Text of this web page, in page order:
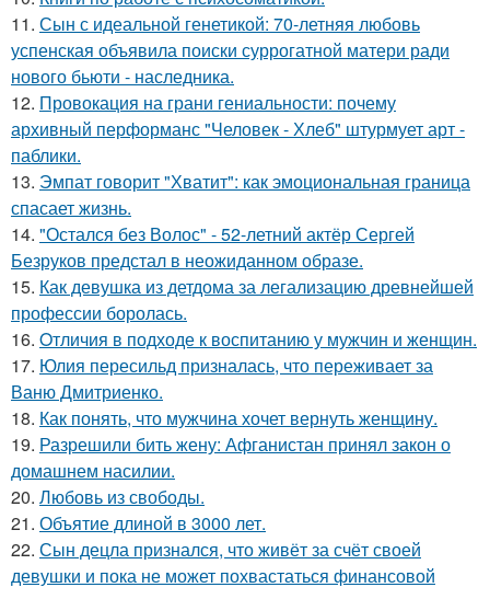
11. Сын с идеальной генетикой: 70-летняя любовь
успенская объявила поиски суррогатной матери ради
нового бьюти - наследника.
12. Провокация на грани гениальности: почему
архивный перформанс "Человек - Хлеб" штурмует арт -
паблики.
13. Эмпат говорит "Хватит": как эмоциональная граница
спасает жизнь.
14. "Остался без Волос" - 52-летний актёр Сергей
Безруков предстал в неожиданном образе.
15. Как девушка из детдома за легализацию древнейшей
профессии боролась.
16. Oтличия в подходе к воспитанию у мужчин и женщин.
17. Юлия пересильд призналась, что переживает за
Ваню Дмитриенко.
18. Как понять, что мужчина хочет вернуть женщину.
19. Разрешили бить жену: Афганистан принял закон о
домашнем насилии.
20. Любовь из свободы.
21. Объятие длиной в 3000 лет.
22. Сын децла признался, что живёт за счёт своей
девушки и пока не может похвастаться финансовой